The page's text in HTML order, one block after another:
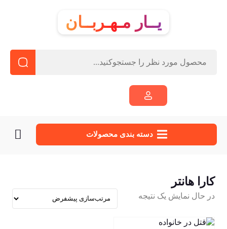
یــار مـهـربــان
دسته‌ بندی محصولات
کارا هانتر
در حال نمایش یک نتیجه